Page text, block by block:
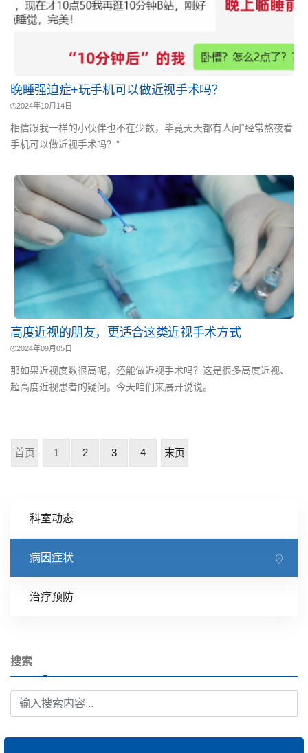
科室动态
病因症状
治疗预防
搜索
晚睡强迫症+玩手机可以做近视手术吗？
2024年10月14日
相信跟我一样的小伙伴也不在少数，毕竟天天都有人问“经常熬夜看
手机可以做近视手术吗？”
高度近视的朋友，更适合这类近视手术方式
2024年09月05日
那如果近视度数很高呢，还能做近视手术吗？这是很多高度近视、
超高度近视患者的疑问。今天咱们来展开说说。
首页 1 2 3 4 末页